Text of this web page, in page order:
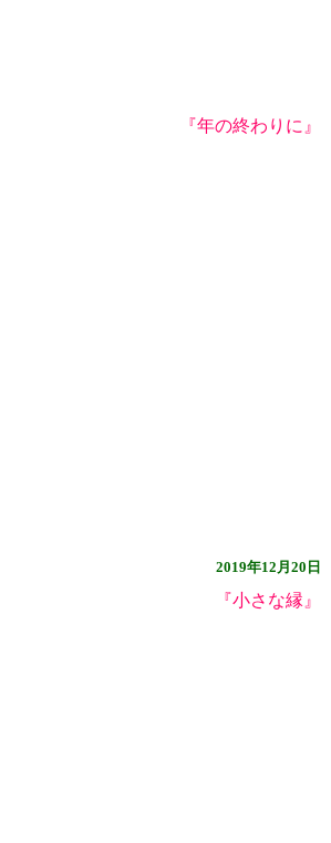
『年の終わりに』
2019年12月20日
『小さな縁』